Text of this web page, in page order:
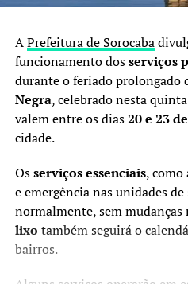
APrefeitura de Sorocaba
funcionamento dosserviços
durante o feriado prolongado
Negra, celebrado nesta
valem entre os dias20 e 23
cidade.
Osserviços essenciais, como
e emergência nas unidades
normalmente, sem mudanças
lixo também seguirá o
bairros.